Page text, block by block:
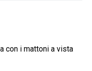
con i mattoni a vista